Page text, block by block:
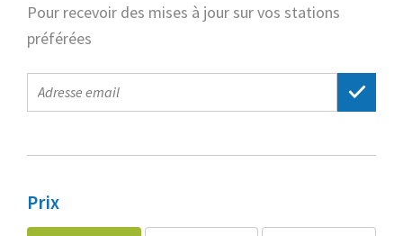
Pour recevoir des mises à jour sur vos stations
préférées
E-
mail
Prix